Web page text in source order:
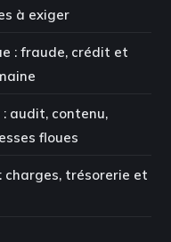
à exiger
: fraude, crédit et
audit, contenu,
floues
charges, trésorerie et